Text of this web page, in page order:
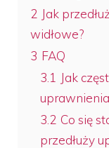
2 Jak
widłowe?
3 FAQ
3.1 Jak
3.2 Co się
przedłuży